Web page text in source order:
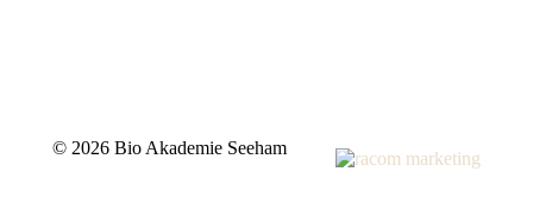
© 2026 Bio Akademie Seeham